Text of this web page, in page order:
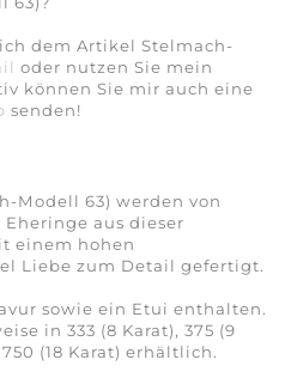
dem Artikel Stelmach-
oder nutzen Sie mein
können Sie mir auch eine
senden!
Modell 63) werden von
aus dieser
einem hohen
Liebe zum Detail gefertigt.
sowie ein Etui enthalten.
in 333 (8 Karat), 375 (9
(18 Karat) erhältlich.